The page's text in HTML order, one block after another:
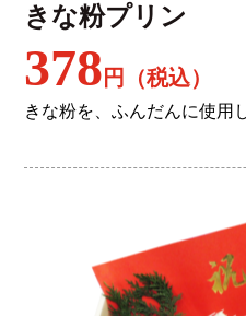
きな粉プリン
378 円（税込）
きな粉を、ふんだんに使用